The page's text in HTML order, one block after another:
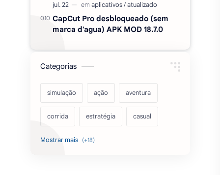
CapCut Pro desbloqueado (sem
marca d'agua) APK MOD 18.7.0
Categorias
simulação ação aventura
corrida estratégia casual
acarde esportes